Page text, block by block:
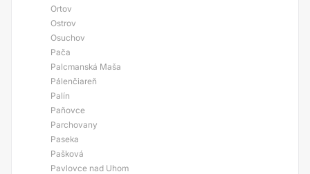
Ortov
Ostrov
Osuchov
Pača
Palcmanská Maša
Pálenčiareň
Palín
Paňovce
Parchovany
Paseka
Pašková
Pavlovce nad Uhom